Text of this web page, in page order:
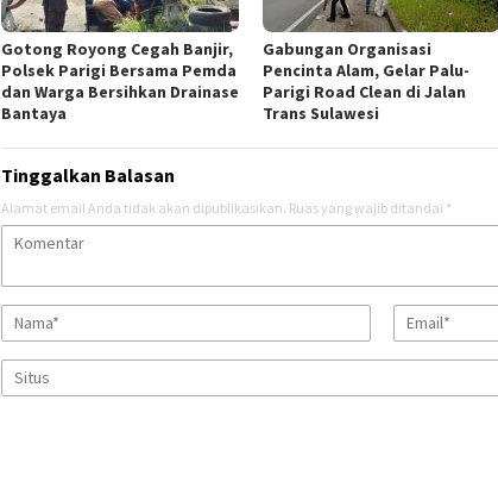
Gotong Royong Cegah Banjir,
Polsek Parigi Bersama Pemda
dan Warga Bersihkan Drainase
Bantaya
Gabungan Organisasi
Pencinta Alam, Gelar Palu-
Parigi Road Clean di Jalan
Trans Sulawesi
Tinggalkan Balasan
Alamat email Anda tidak akan dipublikasikan. Ruas yang wajib ditandai *